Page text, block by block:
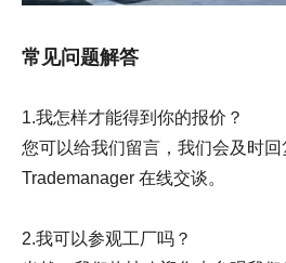
常见问题解答
1.我怎样才能得到你的报价？
您可以给我们留言，我们会及时
Trademanager 在线交谈。
2.我可以参观工厂吗？